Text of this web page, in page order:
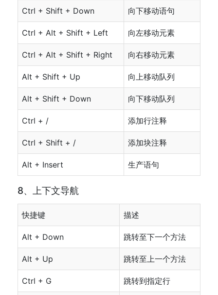
Ctrl + Shift + Down 向下移动语句
Ctrl + Alt + Shift + Left 向左移动元素
Ctrl + Alt + Shift + Right 向右移动元素
Alt + Shift + Up 向上移动队列
Alt + Shift + Down 向下移动队列
Ctrl + / 添加行注释
Ctrl + Shift + / 添加块注释
Alt + Insert 生产语句
8、上下文导航
快捷键 描述
Alt + Down 跳转至下一个方法
Alt + Up 跳转至上一个方法
Ctrl + G 跳转到指定行